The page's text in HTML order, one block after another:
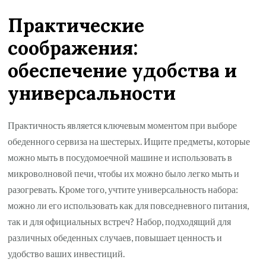
Практические
соображения:
обеспечение удобства и
универсальности
Практичность является ключевым моментом при выборе
обеденного сервиза на шестерых. Ищите предметы, которые
можно мыть в посудомоечной машине и использовать в
микроволновой печи, чтобы их можно было легко мыть и
разогревать. Кроме того, учтите универсальность набора:
можно ли его использовать как для повседневного питания,
так и для официальных встреч? Набор, подходящий для
различных обеденных случаев, повышает ценность и
удобство ваших инвестиций.